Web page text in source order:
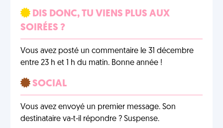
DIS DONC, TU VIENS PLUS AUX
SOIRÉES ?
Vous avez posté un commentaire le 31 décembre
entre 23 h et 1 h du matin. Bonne année !
SOCIAL
Vous avez envoyé un premier message. Son
destinataire va-t-il répondre ? Suspense.